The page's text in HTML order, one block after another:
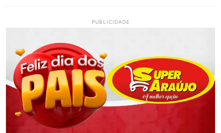
PUBLICIDADE